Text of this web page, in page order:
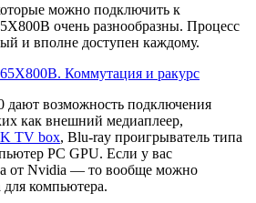
можно подключить к
очень разнообразны. Процесс
и вполне доступен каждому.
дают возможность подключения
как внешний медиаплеер,
TV box, Blu-ray проигрыватель типа
PC GPU. Если у вас
от Nvidia — то вообще можно
для компьютера.